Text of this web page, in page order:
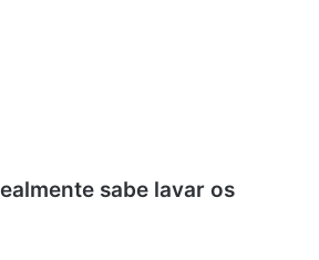
sabe lavar os